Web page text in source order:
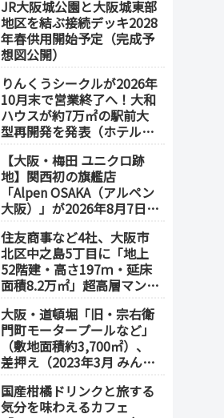
業施設も開発へ【2032年以
降開業】
JR大阪城公園と大阪城東部
地区を結ぶ接続デッキ2028
年春供用開始予定（完成予
想図公開）
りんくうシークルが2026年
10月末で営業終了へ！大和
ハウスが約7万㎡の駅前大
型再開発を発表（ホテル開
【大阪・梅田 ユニクロ跡
地】関西初の旗艦店
「Alpen OSAKA（アルペン
大阪）」が2026年8月7日オ
の体験型スポーツ専門店が
誕生
住友商事など4社、大阪市
北区中之島5丁目に「地上
52階建・高さ197ｍ・延床
面積8.2万㎡」超高層マンシ
竣工
大阪・道頓堀「旧・宗右衛
門町モータープールなど」
（敷地面積約3,700㎡）、
差押え（2023年3月 みんな
得）
国産柑橘ドリンクと旅する
気分を味わえるカフェ